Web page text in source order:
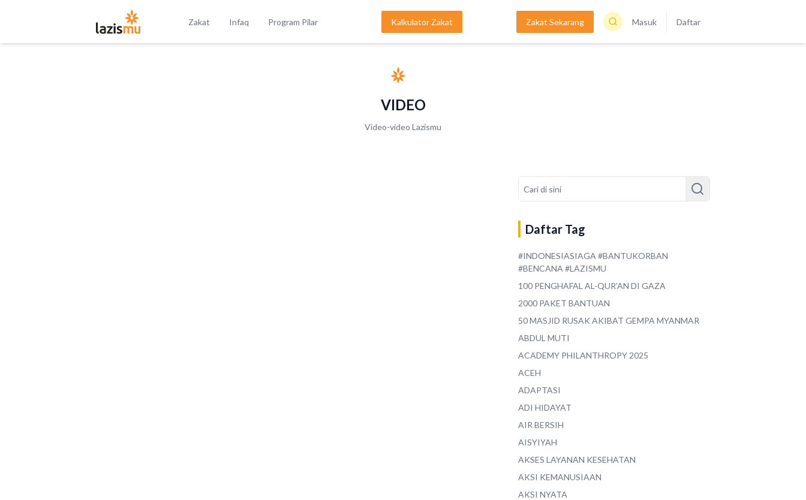
Zakat Infaq Program Pilar Kalkulator Zakat Zakat Sekarang Masuk Daftar
VIDEO
Video-video Lazismu
Daftar Tag
#INDONESIASIAGA #BANTUKORBAN
#BENCANA #LAZISMU
100 PENGHAFAL AL-QUR'AN DI GAZA
2000 PAKET BANTUAN
50 MASJID RUSAK AKIBAT GEMPA MYANMAR
ABDUL MUTI
ACADEMY PHILANTHROPY 2025
ACEH
ADAPTASI
ADI HIDAYAT
AIR BERSIH
AISYIYAH
AKSES LAYANAN KESEHATAN
AKSI KEMANUSIAAN
AKSI NYATA